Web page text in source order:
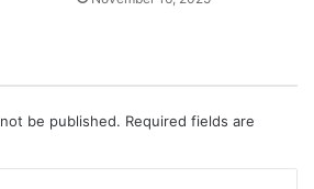
be published. Required fields are